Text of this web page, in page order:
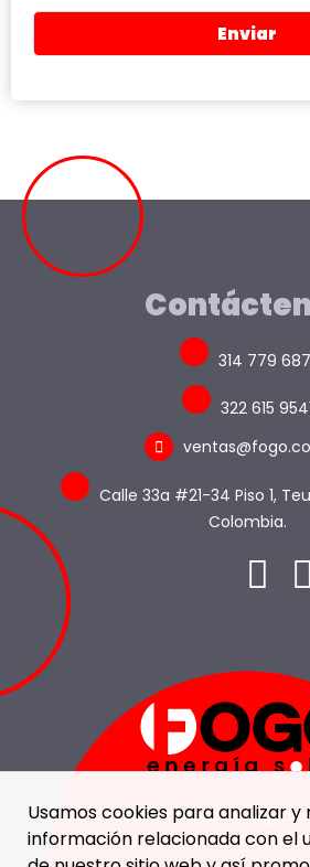
Usamos cookies para analizar
información relacionada con el
314 779
322 615
Calle 33a #21-34 Piso 1,
Colombia.
Somos una empresa de
en soluciones de energía con